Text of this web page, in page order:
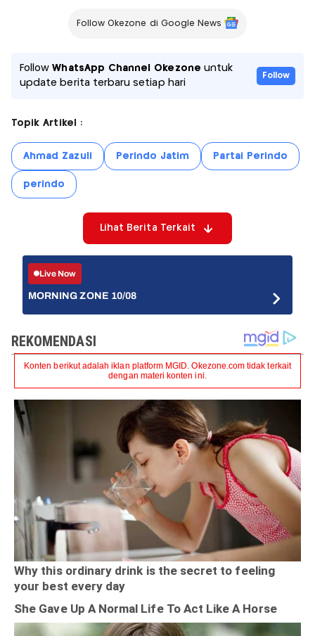
Follow Okezone di Google News
FollowWhatsApp Channel Okezone untuk
update berita terbaru setiap hari
Follow
Topik Artikel :
Ahmad Zazuli Perindo Jatim Partai Perindo
perindo
Lihat Berita Terkait
Live Now
MORNING ZONE 10/08